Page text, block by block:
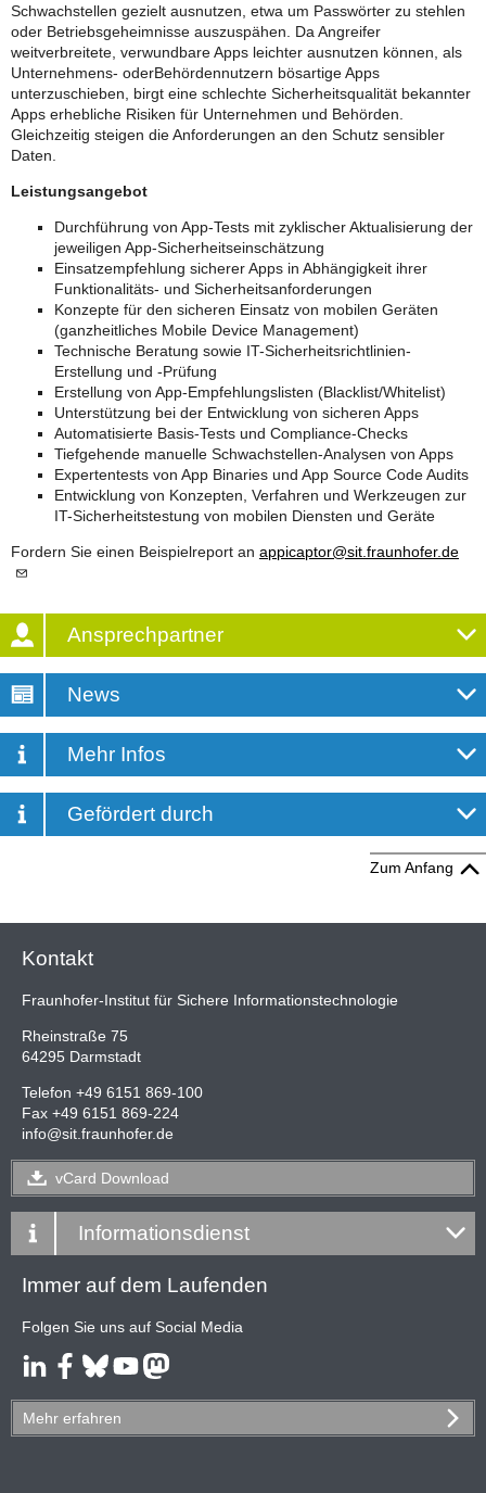
Schwachstellen gezielt ausnutzen, etwa um Passwörter zu stehlen
oder Betriebsgeheimnisse auszuspähen. Da Angreifer
weitverbreitete, verwundbare Apps leichter ausnutzen können, als
Unternehmens- oderBehördennutzern bösartige Apps
unterzuschieben, birgt eine schlechte Sicherheitsqualität bekannter
Apps erhebliche Risiken für Unternehmen und Behörden.
Gleichzeitig steigen die Anforderungen an den Schutz sensibler
Daten.
Leistungsangebot
Durchführung von App-Tests mit zyklischer Aktualisierung der
jeweiligen App-Sicherheitseinschätzung
Einsatzempfehlung sicherer Apps in Abhängigkeit ihrer
Funktionalitäts- und Sicherheitsanforderungen
Konzepte für den sicheren Einsatz von mobilen Geräten
(ganzheitliches Mobile Device Management)
Technische Beratung sowie IT-Sicherheitsrichtlinien-
Erstellung und -Prüfung
Erstellung von App-Empfehlungslisten (Blacklist/Whitelist)
Unterstützung bei der Entwicklung von sicheren Apps
Automatisierte Basis-Tests und Compliance-Checks
Tiefgehende manuelle Schwachstellen-Analysen von Apps
Expertentests von App Binaries und App Source Code Audits
Entwicklung von Konzepten, Verfahren und Werkzeugen zur
IT-Sicherheitstestung von mobilen Diensten und Geräte
Fordern Sie einen Beispielreport an appicaptor@sit.fraunhofer.de
Ansprechpartner
News
Mehr Infos
Gefördert durch
Zum Anfang
Kontakt
Fraunhofer-Institut für Sichere Informationstechnologie
Rheinstraße 75
64295 Darmstadt
Telefon +49 6151 869-100
Fax +49 6151 869-224
info@sit.fraunhofer.de
vCard Download
Informationsdienst
Immer auf dem Laufenden
Folgen Sie uns auf Social Media
Mehr erfahren